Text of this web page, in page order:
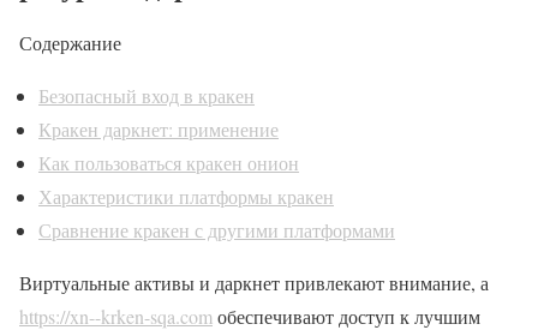
Содержание
Безопасный вход в кракен
Кракен даркнет: применение
Как пользоваться кракен онион
Характеристики платформы кракен
Сравнение кракен с другими платформами
Виртуальные активы и даркнет привлекают внимание, а
https://xn--krken-sqa.com обеспечивают доступ к лучшим